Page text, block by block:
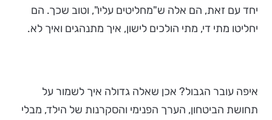
יחד עם זאת, הם אלה ש"מחליטים עליו", וטוב שכך. הם
יחליטו מתי די, מתי הולכים לישון, איך מתנהגים ואיך לא.
איפה עובר הגבול? אכן שאלה גדולה איך לשמור על
תחושת הביטחון, הערך הפנימי והסקרנות של הילד, מבלי